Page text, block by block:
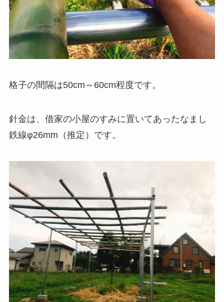
格子の間隔は50cm～60cm程度です。
針金は、借家の小屋のすみに置いてあったなまし
鉄線φ26mm（推定）です。